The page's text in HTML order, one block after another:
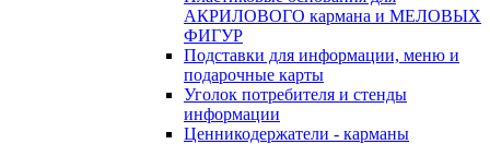
АКРИЛОВОГО кармана и МЕЛОВЫХ
ФИГУР
Подставки для информации, меню и
подарочные карты
Уголок потребителя и стенды
информации
Ценникодержатели - карманы